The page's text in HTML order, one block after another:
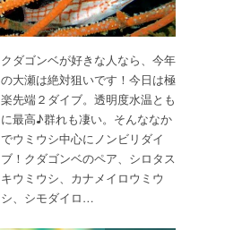
クダゴンベが好きな人なら、今年
の大瀬は絶対狙いです！今日は極
楽先端２ダイブ。透明度水温とも
に最高♪群れも凄い。そんななか
でウミウシ中心にノンビリダイ
ブ！クダゴンベのペア、シロタス
キウミウシ、カナメイロウミウ
シ、シモダイロ…